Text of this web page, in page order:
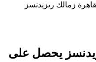
زمالك ريزيدنسز
يحصل على